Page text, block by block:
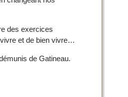
des exercices
vivre et de bien vivre…
de Gatineau.